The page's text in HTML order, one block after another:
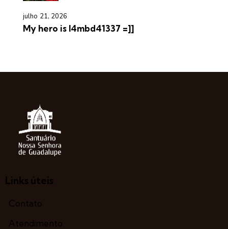
julho 21, 2026
My hero is l4mbd41337 =]]
Links úteis
Contato
Atendimento